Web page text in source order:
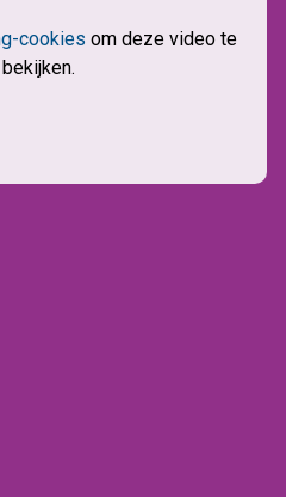
cookies om deze video te
bekijken.